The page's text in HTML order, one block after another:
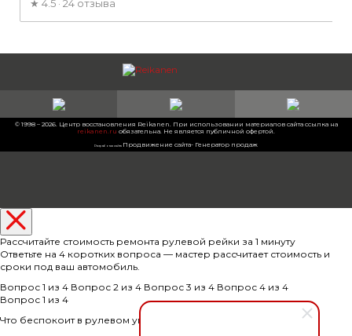
★ 4.5 · 24 отзыва
© 1998 – 2026. Центр восстановления Reikanen. При использовании материалов сайта ссылка на
reikanen.ru обязательна. Не является публичной офертой.
Разработка сайта Продвижение сайта- Генератор продаж
Рассчитайте стоимость ремонта рулевой рейки за 1 минуту
Ответьте на 4 коротких вопроса — мастер рассчитает стоимость и
сроки под ваш автомобиль.
Вопрос 1 из 4 Вопрос 2 из 4 Вопрос 3 из 4 Вопрос 4 из 4
Вопрос 1 из 4
Что беспокоит в рулевом управлении?